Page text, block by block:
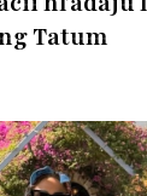
Tatum